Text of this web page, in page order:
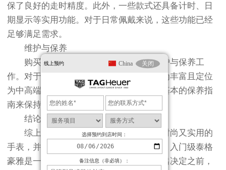
保了良好的走时精度。此外，一些款式还具备计时、日
期显示等实用功能。对于日常佩戴来说，这些功能已经
足够满足需求。
维护与保养
购买任何手表后都需要注意日常的维护与保养工
作。对于泰格豪雅而言，虽然其产品线较为丰富且定位
为中高端市场的一部分，但用户仍需遵循基本的保养指
南来保持手表的最佳状态。
结论
综上所述，对于那些希望拥有一个既时尚又实用的
手表，并且愿意投资于自己品味的人来说，入门级泰格
豪雅是一个值得考虑的选择。当然，在做出决定之前，
线上预约 China 关闭
选择预约到店时间：
备注信息（非必填）：